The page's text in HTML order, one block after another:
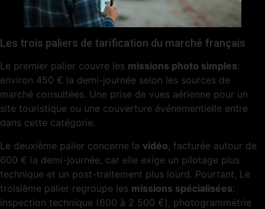
Les trois paliers de tarification du marché français
Le premier palier couvre les missions photo simples:
environ 450 € la demi-journée selon les sources de
marché consultées. Une prise de vues aérienne pour un
site touristique ou une couverture événementielle entre
dans cette catégorie.
Le deuxième palier concerne la vidéo, facturée autour de
600 € la demi-journée, car elle exige un pilotage plus
technique et un post-traitement plus lourd. Pourtant, Le
troisième palier regroupe les missions spécialisées:
inspection technique (600 à 2 500 €), photogrammétrie